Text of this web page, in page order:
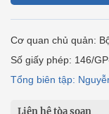
Cơ quan chủ quản:
Số giấy phép: 146/
Tổng biên tập:
Liên hệ tòa soạn